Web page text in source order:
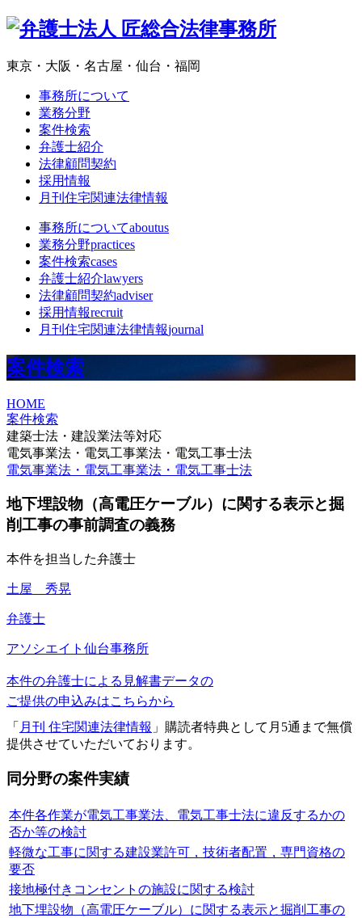
東京・大阪・名古屋・仙台・福岡
事務所について
業務分野
案件検索
弁護士紹介
法律顧問契約
採用情報
月刊住宅関連法律情報
事務所についてaboutus
業務分野practices
案件検索cases
弁護士紹介lawyers
法律顧問契約adviser
採用情報recruit
月刊住宅関連法律情報journal
案件検索
HOME
案件検索
建築士法・建設業法等対応
電気事業法・電気工事業法・電気工事士法
電気事業法・電気工事業法・電気工事士法
地下埋設物（高電圧ケーブル）に関する表示と掘
削工事の事前調査の義務
本件を担当した弁護士
土屋 秀晃
弁護士
アソシエイト 仙台事務所
本件の弁護士による見解書データの
ご提供の申込みはこちらから
「 月刊 住宅関連法律情報 」購読者特典として月5通まで無償
提供させていただいております。
同分野の案件実績
本件各作業が電気工事業法、電気工事士法に違反するかの
否か等の検討
軽微な工事に関する建設業許可，技術者配置，専門資格の
要否
接地極付きコンセントの施設に関する検討
地下埋設物（高電圧ケーブル）に関する表示と掘削工事の